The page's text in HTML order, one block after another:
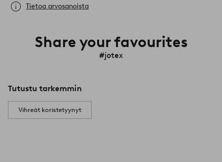
Tietoa arvosanoista
Share your favourites
#jotex
Tutustu tarkemmin
Vihreät koristetyynyt